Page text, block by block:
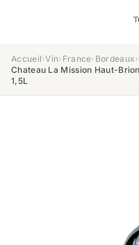
Accueil›Vin› France› Bordeaux›
Chateau La Mission Haut-
1,5L